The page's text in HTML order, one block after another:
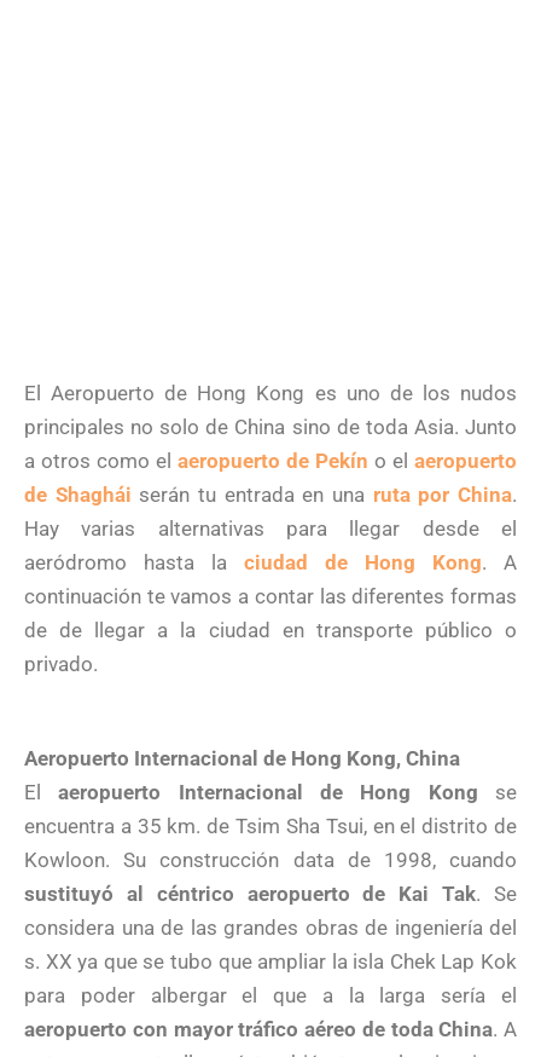
El Aeropuerto de Hong Kong es uno de los nudos
principales no solo de China sino de toda Asia. Junto
a otros como el aeropuerto de Pekín o el aeropuerto
de Shaghái serán tu entrada en una ruta por China.
Hay varias alternativas para llegar desde el
aeródromo hasta la ciudad de Hong Kong. A
continuación te vamos a contar las diferentes formas
de de llegar a la ciudad en transporte público o
privado.
Aeropuerto Internacional de Hong Kong, China
Elaeropuerto Internacional de Hong Kong se
encuentra a 35 km. de Tsim Sha Tsui, en el distrito de
Kowloon. Su construcción data de 1998, cuando
sustituyó al céntrico aeropuerto de Kai Tak. Se
considera una de las grandes obras de ingeniería del
s. XX ya que se tubo que ampliar la isla Chek Lap Kok
para poder albergar el que a la larga sería el
aeropuerto con mayor tráfico aéreo de toda China. A